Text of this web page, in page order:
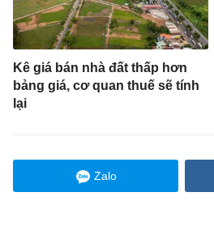
Kê giá bán nhà đất thấp hơn
bảng giá, cơ quan thuế sẽ tính
lại
Zalo